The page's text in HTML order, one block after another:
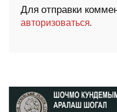
Для отправки
авторизоваться.